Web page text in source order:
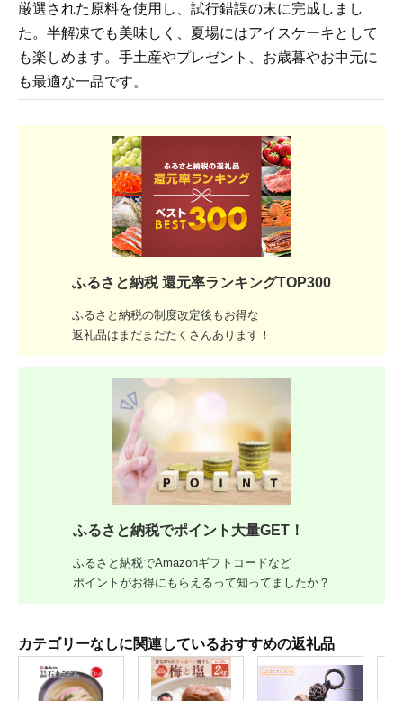
厳選された原料を使用し、試行錯誤の末に完成しまし
た。半解凍でも美味しく、夏場にはアイスケーキとして
も楽しめます。手土産やプレゼント、お歳暮やお中元に
も最適な一品です。
ふるさと納税 還元率ランキングTOP300
ふるさと納税の制度改定後もお得な
返礼品はまだまだたくさんあります！
ふるさと納税でポイント大量GET！
ふるさと納税でAmazonギフトコードなど
ポイントがお得にもらえるって知ってましたか？
カテゴリーなしに関連しているおすすめの返礼品